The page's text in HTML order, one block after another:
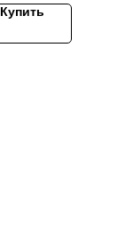
Купить